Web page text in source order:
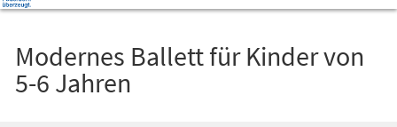
Modernes Ballett für Kinder von
5-6 Jahren